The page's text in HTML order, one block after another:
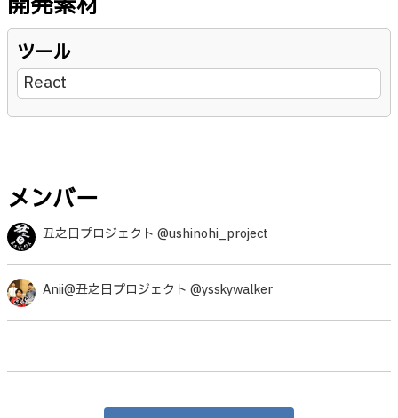
ツール
React
メンバー
丑之日プロジェクト @ushinohi_project
Anii@丑之日プロジェクト @ysskywalker